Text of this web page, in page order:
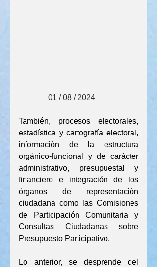
               01 / 08 / 2024
También, procesos electorales,
estadística y cartografía electoral,
información de la estructura
orgánico-funcional y de carácter
administrativo, presupuestal y
financiero e integración de los
órganos de representación
ciudadana como las Comisiones
de Participación Comunitaria y
Consultas Ciudadanas sobre
Presupuesto Participativo.
Lo anterior, se desprende del